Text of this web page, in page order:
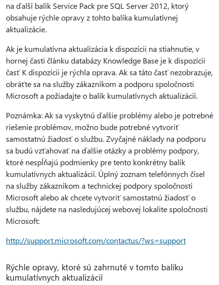
na ďalší balík Service Pack pre SQL Server 2012, ktorý
obsahuje rýchle opravy z tohto balíka kumulatívnej
aktualizácie.
Ak je kumulatívna aktualizácia k dispozícii na stiahnutie, v
hornej časti článku databázy Knowledge Base je k dispozícii
časť K dispozícii je rýchla oprava. Ak sa táto časť nezobrazuje,
obráťte sa na služby zákazníkom a podporu spoločnosti
Microsoft a požiadajte o balík kumulatívnych aktualizácií.
Poznámka: Ak sa vyskytnú ďalšie problémy alebo je potrebné
riešenie problémov, možno bude potrebné vytvoriť
samostatnú žiadosť o službu. Zvyčajné náklady na podporu
sa budú vzťahovať na ďalšie otázky a problémy podpory,
ktoré nespĺňajú podmienky pre tento konkrétny balík
kumulatívnych aktualizácií. Úplný zoznam telefónnych čísel
na služby zákazníkom a technickej podpory spoločnosti
Microsoft alebo ak chcete vytvoriť samostatnú žiadosť o
službu, nájdete na nasledujúcej webovej lokalite spoločnosti
Microsoft:
http://support.microsoft.com/contactus/?ws=support
Rýchle opravy, ktoré sú zahrnuté v tomto balíku
kumulatívnych aktualizácií